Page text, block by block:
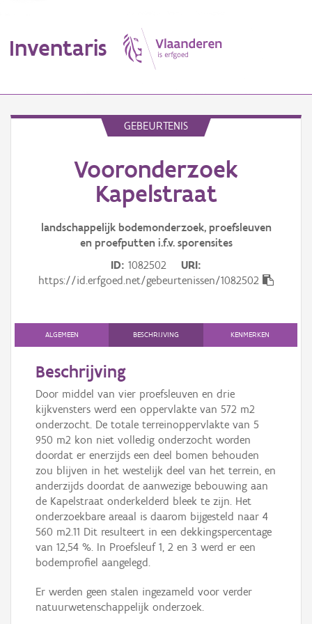
Inventaris
Waarneming
Gebeurtenis
Downloads
Hergebruik
Aanmelden
GEBEURTENIS
Vooronderzoek
Kapelstraat
landschappelijk bodemonderzoek, proefsleuven
en proefputten i.f.v. sporensites
ID 1082502
URI
https://id.erfgoed.net/gebeurtenissen/1082502
ALGEMEEN BESCHRIJVING KENMERKEN
Beschrijving
Door middel van vier proefsleuven en drie
kijkvensters werd een oppervlakte van 572 m2
onderzocht. De totale terreinoppervlakte van 5
950 m2 kon niet volledig onderzocht worden
doordat er enerzijds een deel bomen behouden
zou blijven in het westelijk deel van het terrein, en
anderzijds doordat de aanwezige bebouwing aan
de Kapelstraat onderkelderd bleek te zijn. Het
onderzoekbare areaal is daarom bijgesteld naar 4
560 m2.11 Dit resulteert in een dekkingspercentage
van 12,54 %. In Proefsleuf 1, 2 en 3 werd er een
bodemprofiel aangelegd.
Er werden geen stalen ingezameld voor verder
natuurwetenschappelijk onderzoek.